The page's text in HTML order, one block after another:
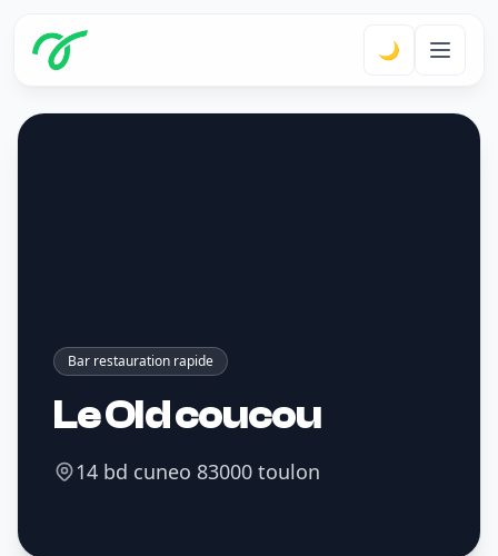
🌙
Bar restauration rapide
Le Old coucou
14 bd cuneo 83000 toulon